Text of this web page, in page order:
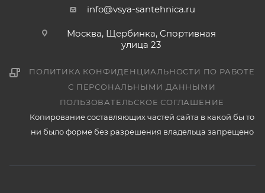
info@vsya-santehnica.ru
Москва, Щербинка, Спортивная
улица 23
ПОЛИТИКА КОНФИДЕНЦИАЛЬНОСТИ ПО РАБОТЕ
С ПЕРСОНАЛЬНЫМИ ДАННЫМИ
ПОЛЬЗОВАТЕЛЬСКОЕ СОГЛАШЕНИЕ
Копирование составляющих частей сайта в какой бы то
ни было форме без разрешения владельца запрещено